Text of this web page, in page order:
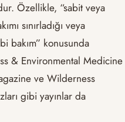
Özellikle, “sabit veya
sınırladığı veya
bakım” konusunda
& Environmental Medicine
ve Wilderness
gibi yayınlar da